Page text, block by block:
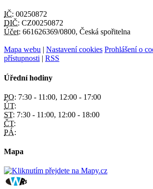
IČ: 00250872
DIČ: CZ00250872
Účet: 661626369/0800, Česká spořitelna
Mapa webu | Nastavení cookies Prohlášení o
přístupnosti | RSS
Úřední hodiny
PO: 7:30 - 11:00, 12:00 - 17:00
ÚT:
ST: 7:30 - 11:00, 12:00 - 18:00
ČT:
PÁ:
Mapa